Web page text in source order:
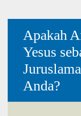
Apakah
Yesus
Anda?